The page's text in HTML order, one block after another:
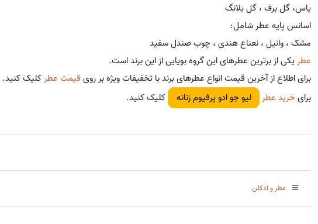
یاس، گل برف ، گل یلانگ
اسانس پایه عطر شامل:
مشک ، وانیل ، نعناع هندی ، چوب صندل سفید
عطر یکی از برترین عطرهای این گروه بویایی از این برند است.
برای اطلاع از آخرین قیمت انواع عطرهای برند با تخفیفات ویژه بر روی قیمت عطر کلیک کنید.
برایخرید عطر لیو جو ادو پرفیوم زنانه کلیک کنید.
عطر و ادکلن